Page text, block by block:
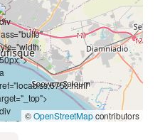
©OpenStreetMapcontributors